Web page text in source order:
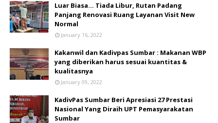
Luar Biasa... Tiada Libur, Rutan Padang
Panjang Renovasi Ruang Layanan Visit New
Normal
January 16, 2022
Kakanwil dan Kadivpas Sumbar : Makanan WBP
yang diberikan harus sesuai kuantitas &
kualitasnya
January 09, 2022
KadivPas Sumbar Beri Apresiasi 27 Prestasi
Nasional Yang Diraih UPT Pemasyarakatan
Sumbar